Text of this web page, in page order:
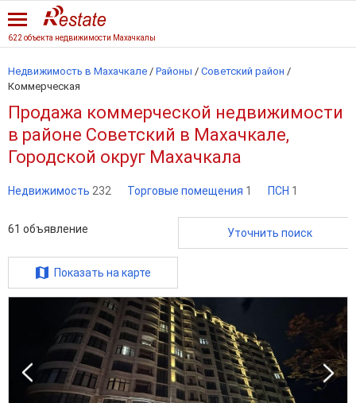
622 объекта недвижимости Махачкалы
Недвижимость в Махачкале / Районы / Советский район /
Коммерческая
Продажа коммерческой недвижимости
в районе Советский в Махачкале,
Городской округ Махачкала
Недвижимость 232 Торговые помещения 1 ПСН 1
61 объявление Уточнить поиск
Показать на карте